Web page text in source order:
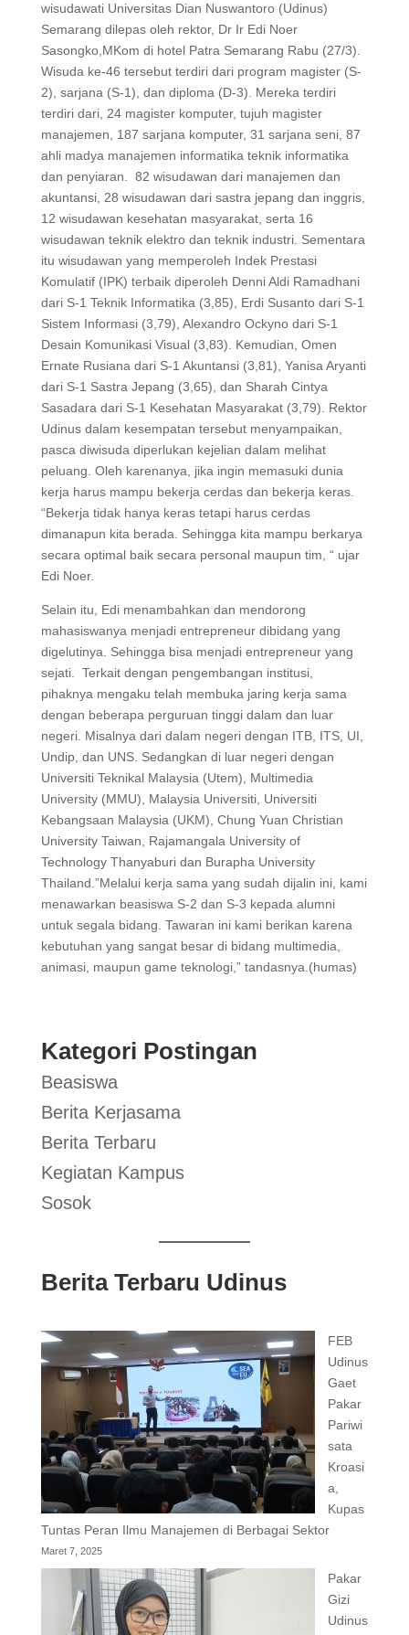
wisudawati Universitas Dian Nuswantoro (Udinus)
Semarang dilepas oleh rektor, Dr Ir Edi Noer
Sasongko,MKom di hotel Patra Semarang Rabu (27/3).
Wisuda ke-46 tersebut terdiri dari program magister (S-
2), sarjana (S-1), dan diploma (D-3). Mereka terdiri
terdiri dari, 24 magister komputer, tujuh magister
manajemen, 187 sarjana komputer, 31 sarjana seni, 87
ahli madya manajemen informatika teknik informatika
dan penyiaran. 82 wisudawan dari manajemen dan
akuntansi, 28 wisudawan dari sastra jepang dan inggris,
12 wisudawan kesehatan masyarakat, serta 16
wisudawan teknik elektro dan teknik industri. Sementara
itu wisudawan yang memperoleh Indek Prestasi
Komulatif (IPK) terbaik diperoleh Denni Aldi Ramadhani
dari S-1 Teknik Informatika (3,85), Erdi Susanto dari S-1
Sistem Informasi (3,79), Alexandro Ockyno dari S-1
Desain Komunikasi Visual (3,83). Kemudian, Omen
Ernate Rusiana dari S-1 Akuntansi (3,81), Yanisa Aryanti
dari S-1 Sastra Jepang (3,65), dan Sharah Cintya
Sasadara dari S-1 Kesehatan Masyarakat (3,79). Rektor
Udinus dalam kesempatan tersebut menyampaikan,
pasca diwisuda diperlukan kejelian dalam melihat
peluang. Oleh karenanya, jika ingin memasuki dunia
kerja harus mampu bekerja cerdas dan bekerja keras.
“Bekerja tidak hanya keras tetapi harus cerdas
dimanapun kita berada. Sehingga kita mampu berkarya
secara optimal baik secara personal maupun tim, “ ujar
Edi Noer.
Selain itu, Edi menambahkan dan mendorong
mahasiswanya menjadi entrepreneur dibidang yang
digelutinya. Sehingga bisa menjadi entrepreneur yang
sejati. Terkait dengan pengembangan institusi,
pihaknya mengaku telah membuka jaring kerja sama
dengan beberapa perguruan tinggi dalam dan luar
negeri. Misalnya dari dalam negeri dengan ITB, ITS, UI,
Undip, dan UNS. Sedangkan di luar negeri dengan
Universiti Teknikal Malaysia (Utem), Multimedia
University (MMU), Malaysia Universiti, Universiti
Kebangsaan Malaysia (UKM), Chung Yuan Christian
University Taiwan, Rajamangala University of
Technology Thanyaburi dan Burapha University
Thailand.”Melalui kerja sama yang sudah dijalin ini, kami
menawarkan beasiswa S-2 dan S-3 kepada alumni
untuk segala bidang. Tawaran ini kami berikan karena
kebutuhan yang sangat besar di bidang multimedia,
animasi, maupun game teknologi,” tandasnya.(humas)
Kategori Postingan
Beasiswa
Berita Kerjasama
Berita Terbaru
Kegiatan Kampus
Sosok
Berita Terbaru Udinus
FEB
Udinus
Gaet
Pakar
Pariwi
sata
Kroasi
a,
Kupas
Tuntas Peran Ilmu Manajemen di Berbagai Sektor
Maret 7, 2025
Pakar
Gizi
Udinus